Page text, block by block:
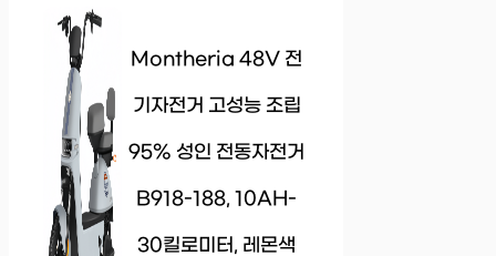
Montheria 48V 전
기자전거 고성능 조립
95% 성인 전동자전거
B918-188, 10AH-
30킬로미터, 레몬색